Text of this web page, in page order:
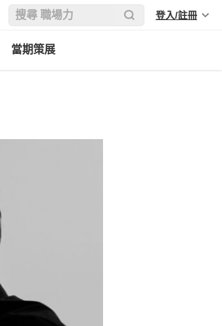
登入/註冊
當期策展